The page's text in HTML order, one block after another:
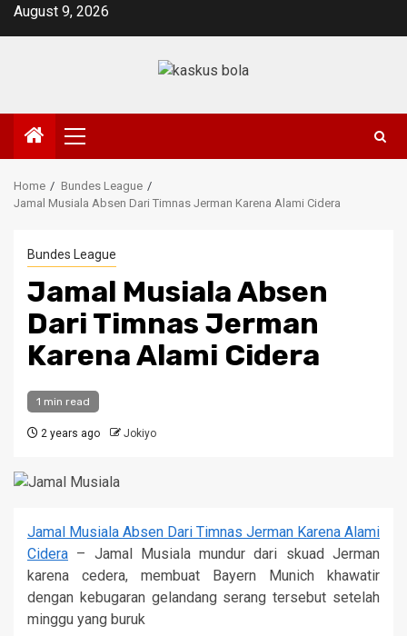
SkipAugust 9, 2026
Primary
Menu
Home
Bundes League
Jamal Musiala Absen Dari Timnas Jerman Karena Alami Cidera
Bundes League
Jamal Musiala Absen
Dari Timnas Jerman
Karena Alami Cidera
1 min read
2 years ago Jokiyo
Jamal Musiala Absen Dari Timnas Jerman Karena Alami
Cidera – Jamal Musiala mundur dari skuad Jerman
karena cedera, membuat Bayern Munich khawatir
dengan kebugaran gelandang serang tersebut setelah
minggu yang buruk